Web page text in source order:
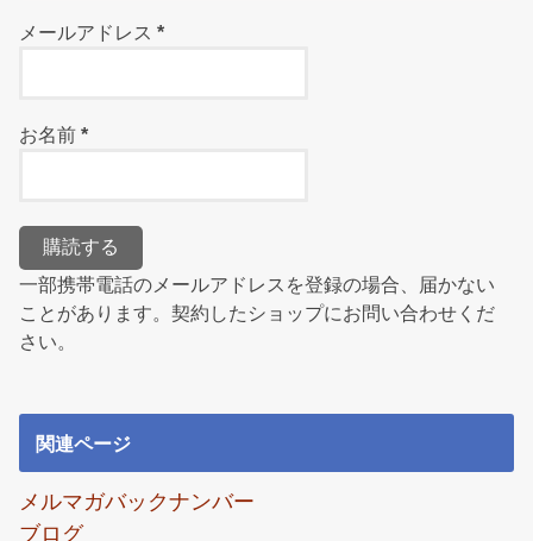
メールアドレス*
お名前*
一部携帯電話のメールアドレスを登録の場合、届かない
ことがあります。契約したショップにお問い合わせくだ
さい。
関連ページ
メルマガバックナンバー
ブログ